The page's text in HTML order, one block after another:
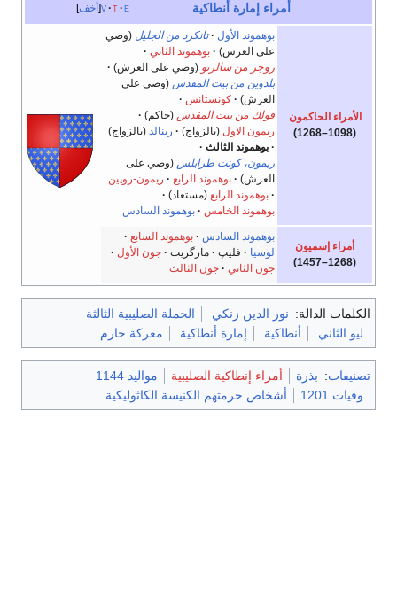
أخف v t e أمراء إمارة أنطاكية
الأمراء الحاكمون
(1098–1268)
بوهموند الأول تانكرد من الجليل (وصي
على العرش)
بوهموند الثاني
روجر من سالرنو (وصي على العرش)
بلدوين من بيت المقدس (وصي على
العرش)
كونستانس
فولك من بيت المقدس (حاكم)
ريمون الاول (بالزواج) رينالد (بالزواج)
بوهموند الثالث
ريمون، كونت طرابلس (وصي على
العرش)
بوهموند الرابع
ريمون-روپين
بوهموند الرابع (مستعاد)
بوهموند الخامس
بوهموند السادس
أمراء إسميون
(1268–1457)
بوهموند السادس
بوهموند السابع
لوسيا
فليپ مارگريت
جون الأول
جون الثاني
جون الثالث
الكلمات الدالة: نور الدين زنكي
الحملة الصليبية الثالثة
ليو الثاني
أنطاكية إمارة أنطاكية معركة حارم
تصنيفات: بذرة أمراء إنطاكية الصليبية
مواليد 1144
وفيات 1201
أشخاص حرمتهم الكنيسة الكاثوليكية